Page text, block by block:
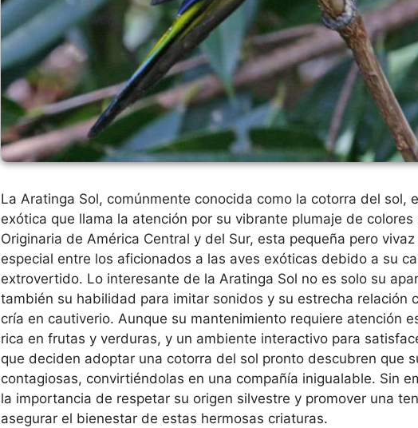
La Aratinga Sol, comúnmente conocida como la cotorra del sol,
exótica que llama la atención por su vibrante plumaje de
Originaria de América Central y del Sur, esta pequeña pero
especial entre los aficionados a las aves exóticas debido a su
extrovertido. Lo interesante de la Aratinga Sol no es solo su
también su habilidad para imitar sonidos y su estrecha relación
cría en cautiverio. Aunque su mantenimiento requiere atención
rica en frutas y verduras, y un ambiente interactivo para
que deciden adoptar una cotorra del sol pronto descubren que
contagiosas, convirtiéndolas en una compañía inigualable. Sin
la importancia de respetar su origen silvestre y promover una
asegurar el bienestar de estas hermosas criaturas.